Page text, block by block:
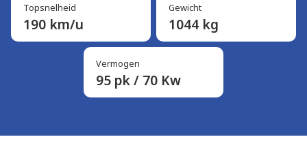
Topsnelheid
190 km/u
Gewicht
1044 kg
Vermogen
95 pk / 70 Kw